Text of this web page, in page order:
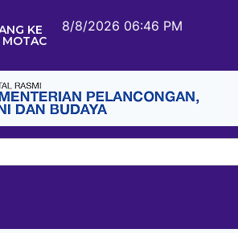
KE 8/8/2026 06:46 PM